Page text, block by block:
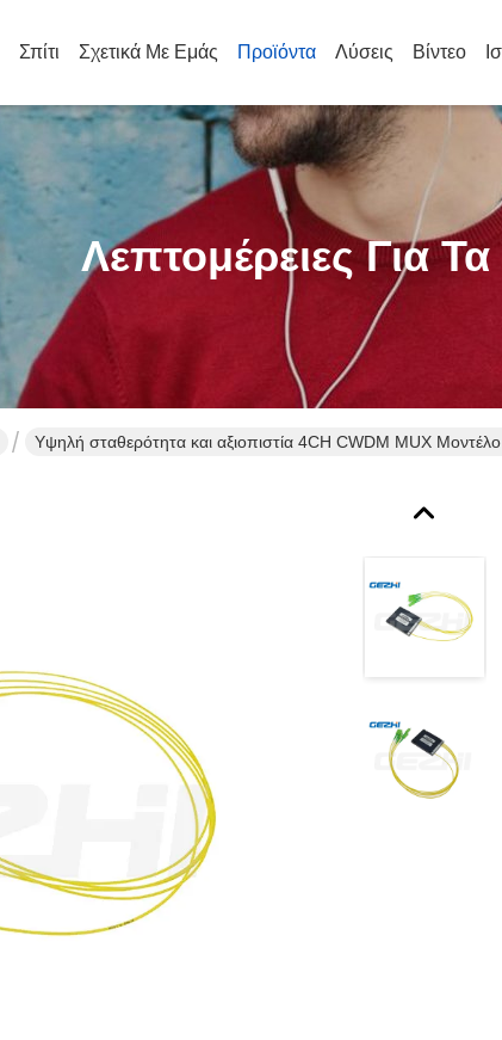
Σπίτι Σχετικά Με Εμάς Προϊόντα Λύσεις Βίντεο
Λεπτομέρειες Για
Υψηλή σταθερότητα και αξιοπιστία 4CH CWDM MUX